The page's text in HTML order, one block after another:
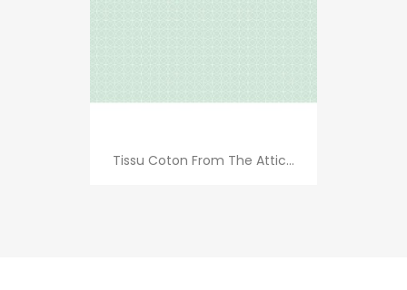
Tissu Coton From The Attic...